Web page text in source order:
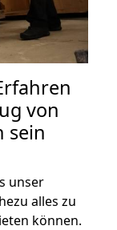
von
sein
unser
alles zu
können.